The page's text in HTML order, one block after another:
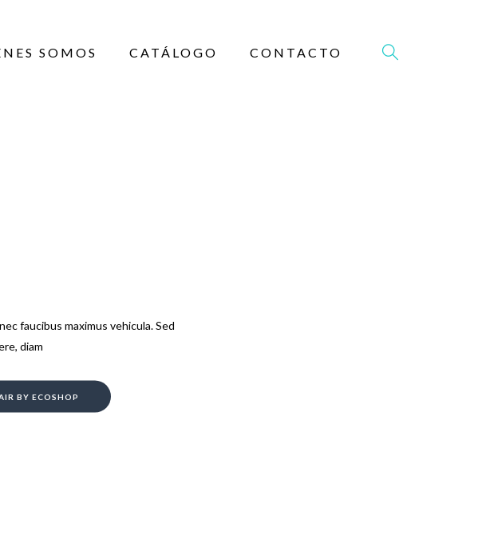
SOMOS CATÁLOGO CONTACTO
faucibus maximus vehicula. Sed
diam
BY ECOSHOP